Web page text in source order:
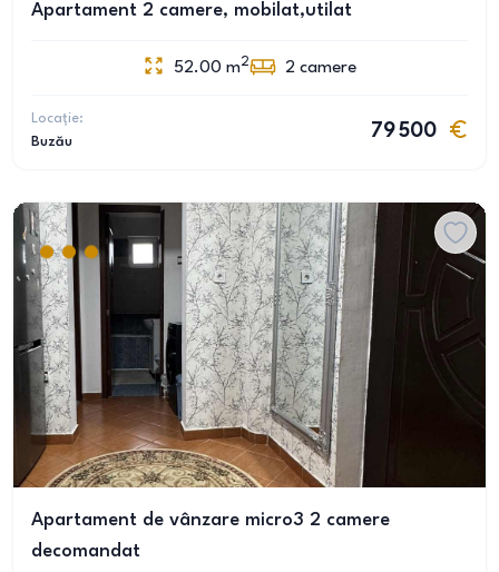
Apartament 2 camere, mobilat,utilat
52.00 m2 2 camere
Locație:
Buzău
79 500
Apartament de vânzare micro3 2 camere
decomandat